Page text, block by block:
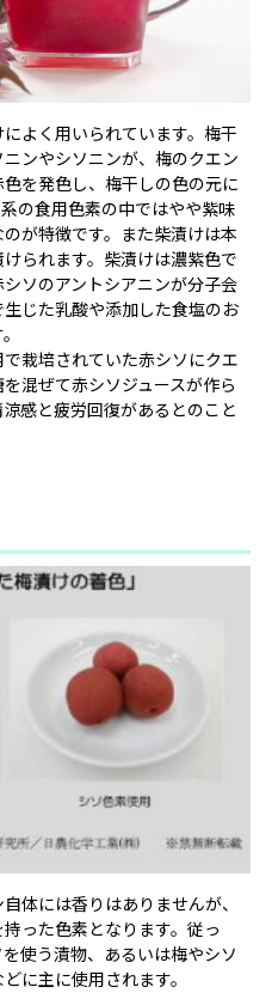
よく用いられています。梅干
ンやシソニンが、梅のクエン
を発色し、梅干しの色の元に
の食用色素の中ではやや紫味
が特徴です。また柴漬けは本
られます。柴漬けは濃紫色で
ソのアントシアニンが分子会
じた乳酸や添加した食塩のお
栽培されていた赤シソにクエ
混ぜて赤シソジュースが作ら
感と疲労回復があるとのこと
体には香りはありませんが、
った色素となります。従っ
使う漬物、あるいは梅やシソ
に主に使用されます。